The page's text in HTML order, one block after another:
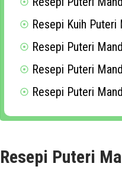
Resepi Kuih
Resepi Puteri
Resepi Puteri
Resepi Puteri
Resepi Puteri